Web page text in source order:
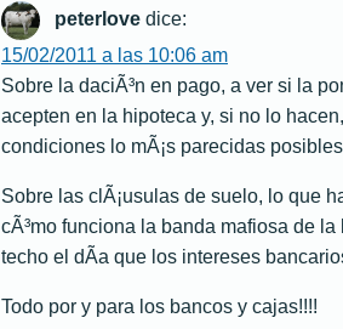
peterlove dice:
15/02/2011 a las 10:06 am
Sobre la daciÃ³n en pago, a ver si la
acepten en la hipoteca y, si no lo
condiciones lo mÃ¡s parecidas
Sobre las clÃ¡usulas de suelo, lo que
cÃ³mo funciona la banda mafiosa de
techo el dÃ­a que los intereses
Todo por y para los bancos y cajas!!!!